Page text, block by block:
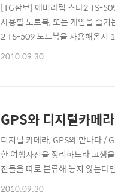
[TG삼보] 에버라텍 스타2 TS-
사용할 노트북, 또는 게임을 즐
2 TS-509 노트북을 사용해온지
돌아가서 한동한 하지 못했던 게
2010.09.30
GPS와 디지털카메
디지털 카메라, GPS와 만나다 /
한 여행사진을 정리하느라 고생
진들을 따로 분류해 놓지 않는다
자동으로 기록된다면 어떨까?
2010.09.30